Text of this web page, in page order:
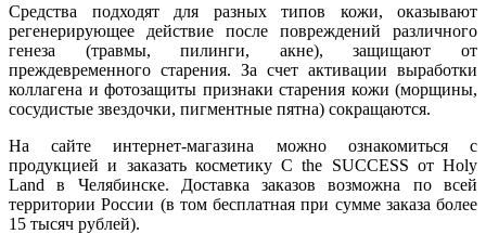
Средства подходят для разных типов кожи, оказывают
регенерирующее действие после повреждений различного
генеза (травмы, пилинги, акне), защищают от
преждевременного старения. За счет активации выработки
коллагена и фотозащиты признаки старения кожи (морщины,
сосудистые звездочки, пигментные пятна) сокращаются.
На сайте интернет-магазина можно ознакомиться с
продукцией и заказать косметику C the SUCCESS от Holy
Land в Челябинске. Доставка заказов возможна по всей
территории России (в том бесплатная при сумме заказа более
15 тысяч рублей).